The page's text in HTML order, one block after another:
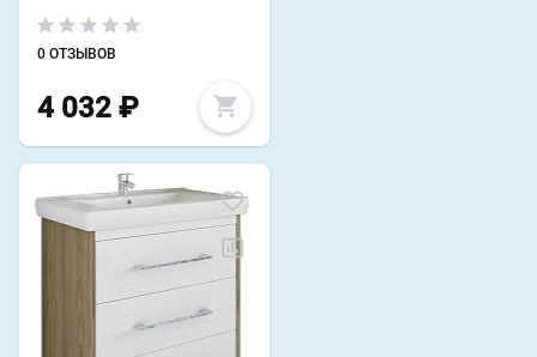
0 ОТЗЫВОВ
4 032 ₽